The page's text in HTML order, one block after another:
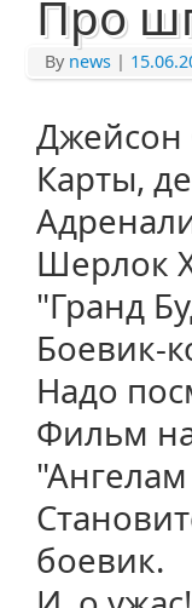
Про
By news |
Джейсон
Карты,
Шерлок
"Гранд
Боевик-
Надо
Фильм
боевик.